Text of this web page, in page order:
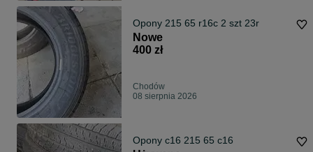
Opony 215 65 r16c 2 szt 23r
Nowe
400 zł
Chodów
08 sierpnia 2026
Opony c16 215 65 c16